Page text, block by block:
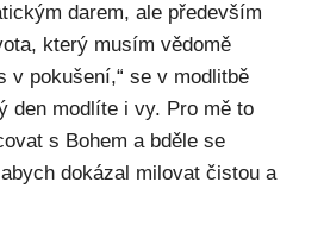
darem, ale především
který musím vědomě
v pokušení,“ se v modlitbě
den modlíte i vy. Pro mě to
s Bohem a bděle se
dokázal milovat čistou a